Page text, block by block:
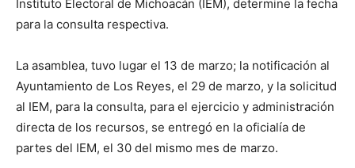
Instituto Electoral de Michoacán (IEM), determine la fecha
para la consulta respectiva.
La asamblea, tuvo lugar el 13 de marzo; la notificación al
Ayuntamiento de Los Reyes, el 29 de marzo, y la solicitud
al IEM, para la consulta, para el ejercicio y administración
directa de los recursos, se entregó en la oficialía de
partes del IEM, el 30 del mismo mes de marzo.